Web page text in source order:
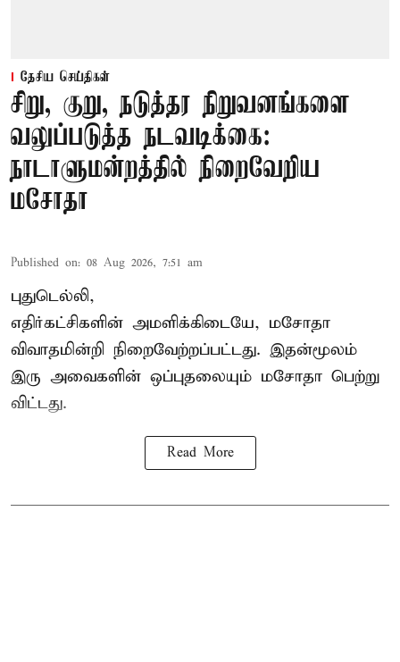
தேசிய செய்திகள்
சிறு, குறு, நடுத்தர நிறுவனங்களை
வலுப்படுத்த நடவடிக்கை:
நாடாளுமன்றத்தில் நிறைவேறிய
மசோதா
Published on: 08 Aug 2026, 7:51 am
புதுடெல்லி,
எதிர்கட்சிகளின் அமளிக்கிடையே, மசோதா
விவாதமின்றி நிறைவேற்றப்பட்டது. இதன்மூலம்
இரு அவைகளின் ஒப்புதலையும் மசோதா பெற்று
விட்டது.
Read More